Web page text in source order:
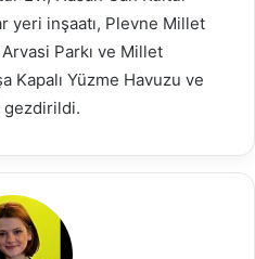
yeri inşaatı, Plevne Millet
Parkı ve Millet
Kapalı Yüzme Havuzu ve
gezdirildi.